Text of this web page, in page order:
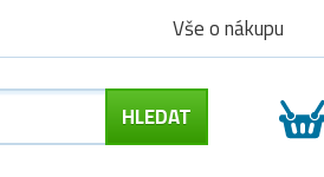
Vše o nákupu